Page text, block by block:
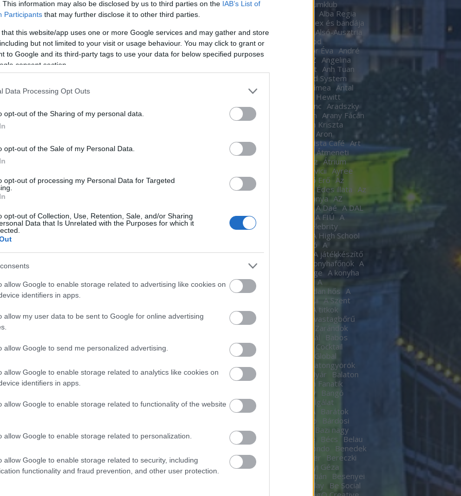
This information may also be disclosed by us to third parties on the IAB’s List of
Participants that may further disclose it to other third parties.
that this website/app uses one or more Google services and may gather and store
but not limited to your visit or usage behaviour. You may click to grant or
to Google and its third-party tags to use your data for below specified purposes
consent section.
Data Processing Opt Outs
opt-out of the Sharing of my personal data.
opt-out of the Sale of my Personal Data.
opt-out of processing my Personal Data for Targeted
opt-out of Collection, Use, Retention, Sale, and/or Sharing
Data that Is Unrelated with the Purposes for which it
allow Google to enable storage related to advertising like cookies on
identifiers in apps.
allow my user data to be sent to Google for online advertising
allow Google to send me personalized advertising.
allow Google to enable storage related to analytics like cookies on
identifiers in apps.
allow Google to enable storage related to functionality of the website
allow Google to enable storage related to personalization.
allow Google to enable storage related to security, including
functionality and fraud prevention, and other user protection.
gálakoncertet rendez a bécsi Operaház és az
ORF.
házigazdákat képviselő Conchita Wurst kapott
A gálán Placido Domingo és Juan Diego Florez is
rendhagyó formában kerül színpadra a
„Amikor megkaptam az osztrák szervezőktől a
meghívást, egyszerre voltam nagyon boldog, és
TOVÁBB
2015. már 02.
GYŐZTESE "BOGGIE"
a
futó
a
Pure Ákos Akvárium
Akvariumklub
Alba Regia
Alex és bandája
Alföldi Róbert Almási Csaba
Alsó-Ausztria
Amadinda Áman Attila
Amigod
Anaheimben Anastacia Andor Éva André
Le Notre Andy Barlow ANEZ Angelina
Anger Zsolt Anh Tuan
Anima Sound System
Anna Kendrick
Antal Tímea Antal
Anthony van Laast
Aon Hewitt
Apropó szerelem
Aradi Ferenc Aradszky
László
Aranyélet Aranyszem Arany Fácán
Argyelán Kriszta
Aron
Pálmarsson
ARTista Café Art
Attack aste. Sound. Danube.
Átmeneti
Átrium Film-Színház Átrium
avicii Ayree
Claudia Az angyal Az ébredő Erő Az
éjszakám a nappalod
Az élet Édes illata Az
Az Év Háziasszonya AZ
A Daé A DAL
A férjem védelmében A FIÚ A
Focus
A fogoly
A Gozsdu Celebrity
A High School
A Hindenburg léghajó A
Játékkészítő a játékkészítő
A játékkészítő
A Kocka A konyhafőnök A
A konyha Ördöge A konyha
ördöge A lámpagyújtogatók
A
Lámpagyújtogatók
A láthatatlan hős A
A pokol kapui A Szent
A templomos lovagok
A titkok
könyvtára
A torony hősei
A vastagbőrű
mimóza A vörös oroszlán
A Zarándok
B.my.Lake Fesztivál
Babos
Tímea baby
Bacardí Legacy Cocktail
Competition
Bacardí Legacy Global
Bakelit Balance
Balatongyörök
Balatoni Hacacáré
Balatoni Nyár
Balaton
Balázsy Panna
Balkán Fanatik
Baló György
Bangó
Margit Baptista Szeretetszolgálat
BARACKOS BUBORÉKTORTA Barátok
Barba Negra Music Club
Bárdosi
Sándor Bartendaz Hungary
Bazi nagy
francia lagzik
Bebe Bécs
Belau
Belmondo
Benedek
Ben Kingsley Ben Stiller
Bereczki
Zoltán Berek Kati
Bereményi Géza
Bereznay Tamás
Berki Krisztián
Besenyei
Betty Barclay
Be Social